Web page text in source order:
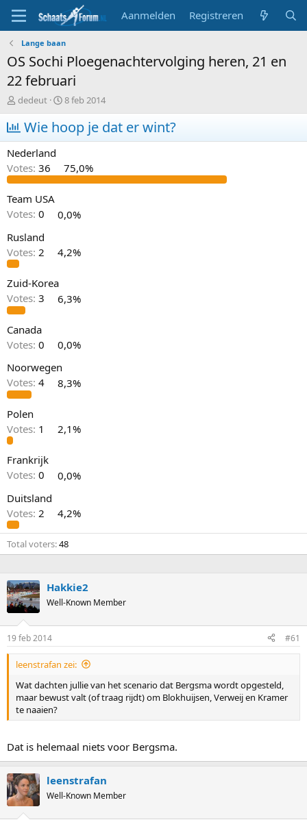
Aanmelden Registreren
Lange baan
OS Sochi Ploegenachtervolging heren, 21 en
22 februari
T
o
p
i
c
s
t
a
r
t
r
dedeut
S
t
a
r
a
t
m
8 feb 2014
Wie hoop je dat er wint?
Nederland
Votes: 36 75,0%
Team USA
Votes: 0
0,0%
Rusland
Votes: 2 4,2%
Zuid-Korea
Votes: 3 6,3%
Canada
Votes: 0
0,0%
Noorwegen
Votes: 4 8,3%
Polen
Votes: 1 2,1%
Frankrijk
Votes: 0
0,0%
Duitsland
Votes: 2 4,2%
Total voters 48
Hakkie2
Well-Known Member
19 feb 2014 #61
leenstrafan zei:
Wat dachten jullie van het scenario dat Bergsma wordt opgesteld,
maar bewust valt (of traag rijdt) om Blokhuijsen, Verweij en Kramer
te naaien?
Dat is helemaal niets voor Bergsma.
leenstrafan
Well-Known Member